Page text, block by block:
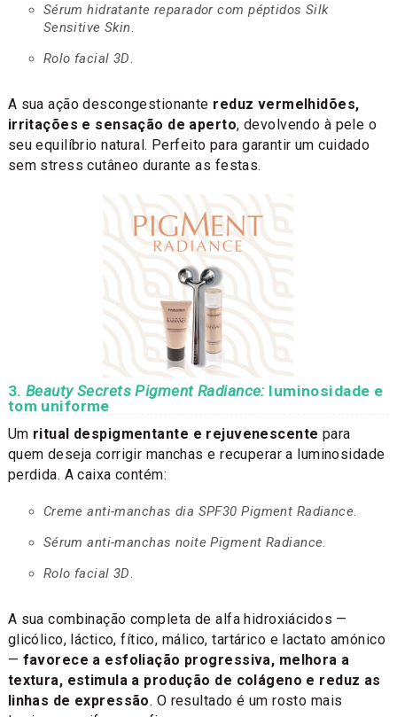
Sérum hidratante reparador com péptidos Silk
Sensitive Skin.
Rolo facial 3D.
A sua ação descongestionante reduz vermelhidões,
irritações e sensação de aperto, devolvendo à pele o
seu equilíbrio natural. Perfeito para garantir um cuidado
sem stress cutâneo durante as festas.
3. Beauty Secrets Pigment Radiance:luminosidade e
tom uniforme
Um ritual despigmentante e rejuvenescente para
quem deseja corrigir manchas e recuperar a luminosidade
perdida. A caixa contém:
Creme anti-manchas dia SPF30 Pigment Radiance.
Sérum anti-manchas noite Pigment Radiance.
Rolo facial 3D.
A sua combinação completa de alfa hidroxiácidos —
glicólico, láctico, fítico, málico, tartárico e lactato amónico
— favorece a esfoliação progressiva, melhora a
textura, estimula a produção de colágeno e reduz as
linhas de expressão. O resultado é um rosto mais